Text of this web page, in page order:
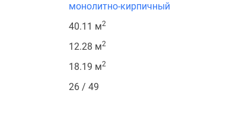
монолитно-кирпичный
40.11 м2
12.28 м2
18.19 м2
26 / 49